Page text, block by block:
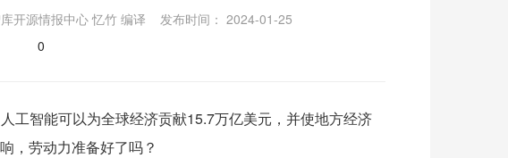
开源情报中心 忆竹 编译 发布时间： 2024-01-25
0
工智能可以为全球经济贡献15.7万亿美元，并使地方经济
，劳动力准备好了吗？